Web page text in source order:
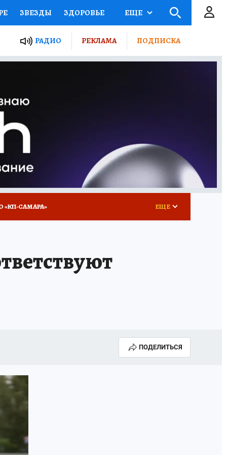
ЗВЕЗДЫ ЗДОРОВЬЕ
ПРОЕКТЫ РОССИИ
ПУТЕВОДИТЕЛЬ
ЕЩЕ
РАДИО РЕКЛАМА ПОДПИСКА
«КП-САМАРА»
ДЕНЬ ПОБЕДЫ В САМАРЕ 2025
ЕЩЕ
ПОДЕЛИТЬСЯ